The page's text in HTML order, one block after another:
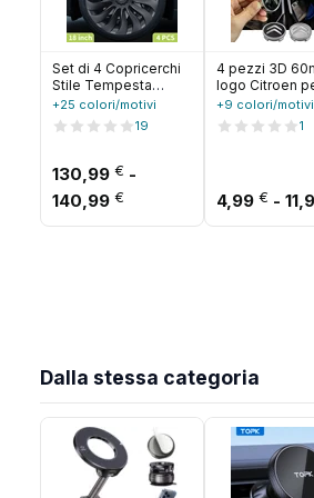
Set di 4 Copricerchi
Stile Tempesta
Destra e Sinistra per
Tesla Model 3
Highland 2023-2026
Accessori Ruota
+25 colori/motivi
19
130,99 € -
140,99 € Fascia di prezzo: da
4 pezzi 3D
logo Citroen
auto,
centrale ruota,
adesivi
+9 colori/motivi
1
4,99 € -
Dalla stessa categoria